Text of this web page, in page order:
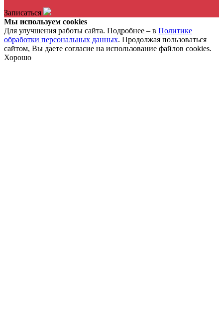
Записаться
Мы используем cookies
Для улучшения работы сайта. Подробнее – в Политике
обработки персональных данных. Продолжая пользоваться
сайтом, Вы даете согласие на использование файлов cookies.
Хорошо